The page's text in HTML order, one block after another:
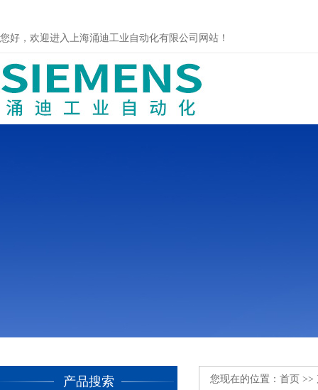
您好，欢迎进入上海涌迪工业自动化有限公司网站！
产品搜索 您现在的位置： 首页 >>